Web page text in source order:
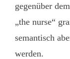
gegenüber
„the nurse“
semantisch
werden.